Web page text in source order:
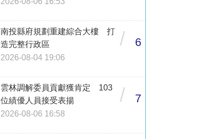
南投縣府規劃重建綜合大樓 打
造完整行政區
2026-08-04 19:06
/ 6
雲林調解委員貢獻獲肯定 103
位績優人員接受表揚
2026-08-06 16:58
/ 7